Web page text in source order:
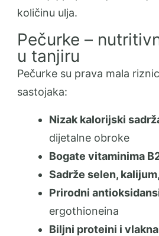
količinu ulja.
Pečurke –
u tanjiru
Pečurke su prava mala
sastojaka:
Nizak kalorijski
dijetalne obroke
Bogate vitaminima
Sadrže selen,
Prirodni
ergothioneina
Biljni proteini i vlakna